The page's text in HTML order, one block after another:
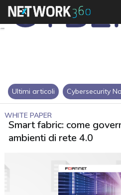
Ultimi articoli Cybersecurity
WHITE PAPER
Smart fabric: come
ambienti di rete 4.0